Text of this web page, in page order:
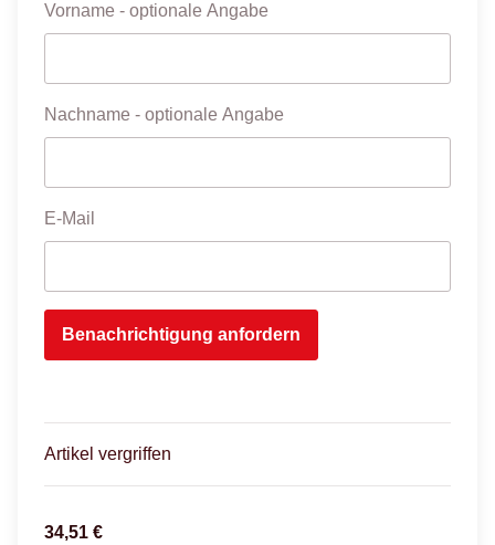
Vorname - optionale Angabe
Nachname - optionale Angabe
E-Mail
Benachrichtigung anfordern
Artikel vergriffen
34,51 €